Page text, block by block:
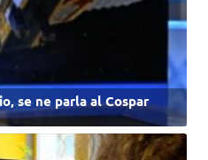
se ne parla al Cospar